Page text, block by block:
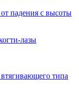
падения с высоты
лазы
типа